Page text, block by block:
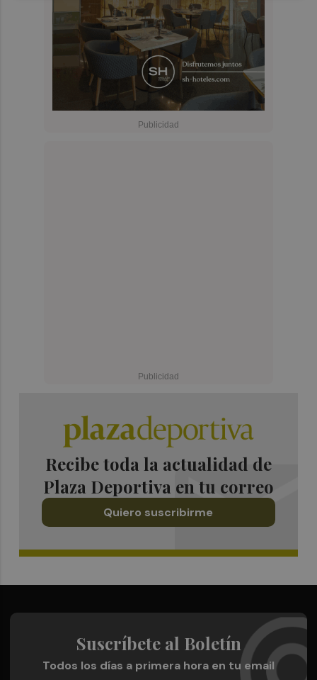
Recibe toda la actualidad de
Plaza Deportiva en tu correo
Quiero suscribirme
Suscríbete al Boletín
Todos los días a primera hora en tu email